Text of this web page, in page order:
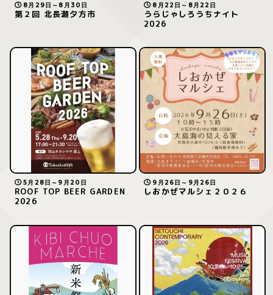
8月29日～8月30日
第２回 北長瀬夕方市
8月22日～8月22日
うらじゃしろうちナイト
2026
5月28日～9月20日
ROOF TOP BEER GARDEN
2026
9月26日～9月26日
しおかぜマルシェ２０２６